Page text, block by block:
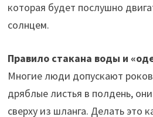
которая будет послушно
солнцем.
Правило стакана воды и
Многие люди допускают
дряблые листья в полдень,
сверху из шланга. Делать это